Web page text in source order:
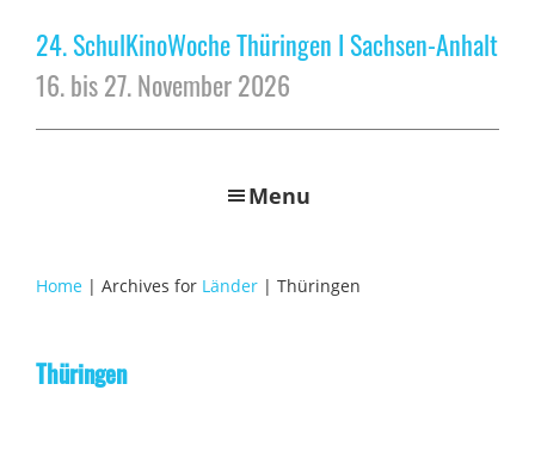
24. SchulKinoWoche Thüringen I Sachsen-Anhalt
16. bis 27. November 2026
Menu
Home | Archives for Länder | Thüringen
Thüringen